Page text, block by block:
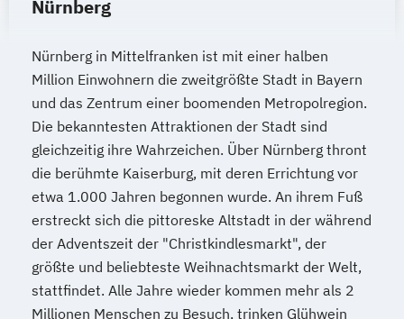
Nürnberg
Nürnberg in Mittelfranken ist mit einer halben
Million Einwohnern die zweitgrößte Stadt in Bayern
und das Zentrum einer boomenden Metropolregion.
Die bekanntesten Attraktionen der Stadt sind
gleichzeitig ihre Wahrzeichen. Über Nürnberg thront
die berühmte Kaiserburg, mit deren Errichtung vor
etwa 1.000 Jahren begonnen wurde. An ihrem Fuß
erstreckt sich die pittoreske Altstadt in der während
der Adventszeit der "Christkindlesmarkt", der
größte und beliebteste Weihnachtsmarkt der Welt,
stattfindet. Alle Jahre wieder kommen mehr als 2
Millionen Menschen zu Besuch, trinken Glühwein